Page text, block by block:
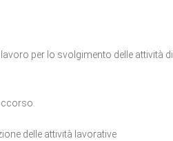
per lo svolgimento delle attività di
delle attività lavorative